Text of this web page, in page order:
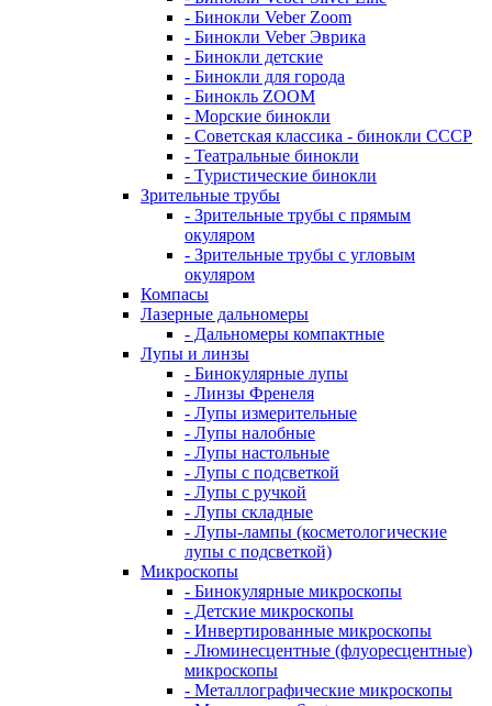
- Бинокли Veber Zoom
- Бинокли Veber Эврика
- Бинокли детские
- Бинокли для города
- Бинокль ZOOM
- Морские бинокли
- Советская классика - бинокли СССР
- Театральные бинокли
- Туристические бинокли
Зрительные трубы
- Зрительные трубы с прямым
окуляром
- Зрительные трубы с угловым
окуляром
Компасы
Лазерные дальномеры
- Дальномеры компактные
Лупы и линзы
- Бинокулярные лупы
- Линзы Френеля
- Лупы измерительные
- Лупы налобные
- Лупы настольные
- Лупы с подсветкой
- Лупы с ручкой
- Лупы складные
- Лупы-лампы (косметологические
лупы с подсветкой)
Микроскопы
- Бинокулярные микроскопы
- Детские микроскопы
- Инвертированные микроскопы
- Люминесцентные (флуоресцентные)
микроскопы
- Металлографические микроскопы